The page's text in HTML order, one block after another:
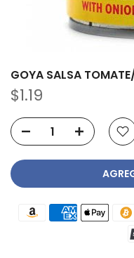
GOYA SALSA
$1.19